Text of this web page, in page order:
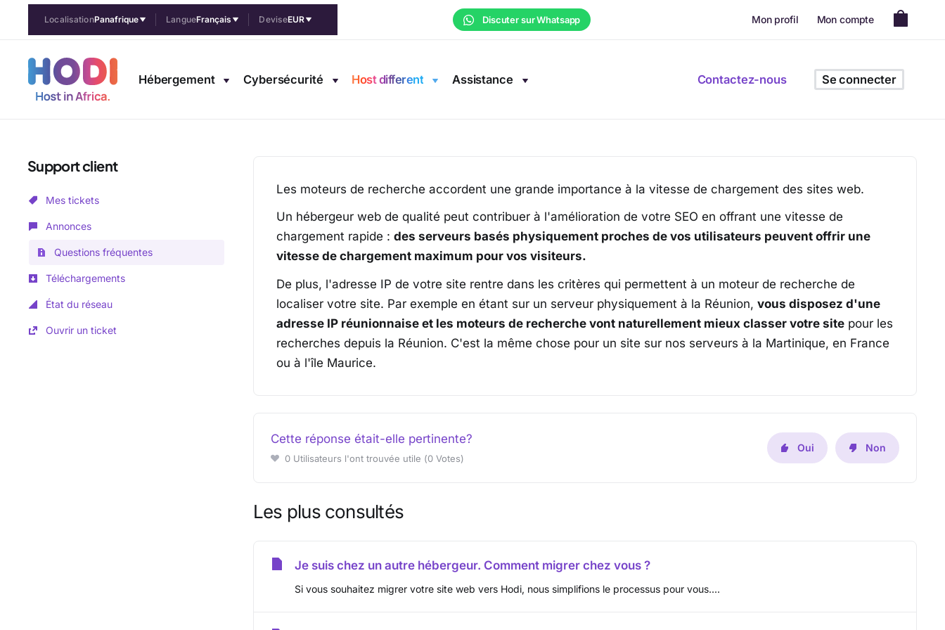
LocalisationPanafrique LangueFrançais DeviseEUR Discuter sur Whatsapp Mon profil Mon compte
Hébergement Cybersécurité Host different Assistance Contactez-nous Se connecter
Héberger votre site sur des serveurs plus proches peut-il améliorer
votre SEO ?
Support client
Mes tickets
Annonces
Questions fréquentes
Téléchargements
État du réseau
Ouvrir un ticket
Les moteurs de recherche accordent une grande importance à la vitesse de chargement des sites web.
Un hébergeur web de qualité peut contribuer à l'amélioration de votre SEO en offrant une vitesse de
chargement rapide : des serveurs basés physiquement proches de vos utilisateurs peuvent offrir une
vitesse de chargement maximum pour vos visiteurs.
De plus, l'adresse IP de votre site rentre dans les critères qui permettent à un moteur de recherche de
localiser votre site. Par exemple en étant sur un serveur physiquement à la Réunion, vous disposez d'une
adresse IP réunionnaise et les moteurs de recherche vont naturellement mieux classer votre site pour les
recherches depuis la Réunion. C'est la même chose pour un site sur nos serveurs à la Martinique, en France
ou à l'île Maurice.
Cette réponse était-elle pertinente?
0 Utilisateurs l'ont trouvée utile (0 Votes)
Oui Non
Les plus consultés
Je suis chez un autre hébergeur. Comment migrer chez vous ?
Si vous souhaitez migrer votre site web vers Hodi, nous simplifions le processus pour vous....